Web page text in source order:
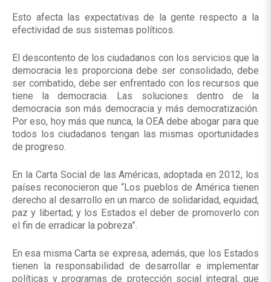
Esto afecta las expectativas de la gente respecto a la
efectividad de sus sistemas políticos.
El descontento de los ciudadanos con los servicios que la
democracia les proporciona debe ser consolidado, debe
ser combatido, debe ser enfrentado con los recursos que
tiene la democracia. Las soluciones dentro de la
democracia son más democracia y más democratización.
Por eso, hoy más que nunca, la OEA debe abogar para que
todos los ciudadanos tengan las mismas oportunidades
de progreso.
En la Carta Social de las Américas, adoptada en 2012, los
países reconocieron que “Los pueblos de América tienen
derecho al desarrollo en un marco de solidaridad, equidad,
paz y libertad; y los Estados el deber de promoverlo con
el fin de erradicar la pobreza”.
En esa misma Carta se expresa, además, que los Estados
tienen la responsabilidad de desarrollar e implementar
políticas y programas de protección social integral, que